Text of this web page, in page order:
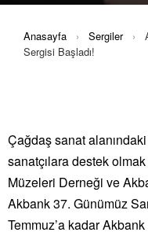
Anasayfa › Sergiler ›
Sergisi Başladı!
Çağdaş sanat
sanatçılara destek
Müzeleri Derneği ve
Akbank 37. Günümüz
Temmuz’a kadar Akbank